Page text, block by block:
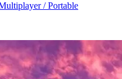
/ Portable